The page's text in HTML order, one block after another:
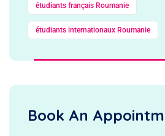
étudiants français Roumanie
étudiants internationaux Roumanie
Book An